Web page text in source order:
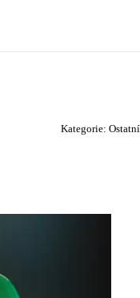
Kategorie: Ostatní